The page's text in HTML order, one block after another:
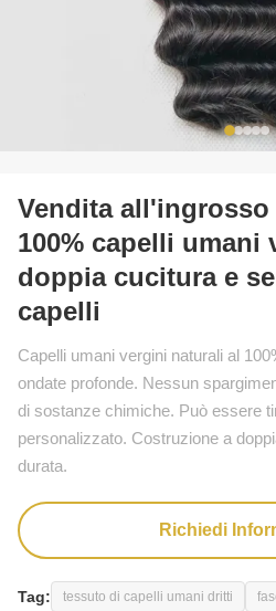
Vendita
100% capelli umani
doppia cucitura e
capelli
Capelli umani vergini naturali al
ondate profonde. Nessun
di sostanze chimiche. Può essere
personalizzato. Costruzione a
durata.
Richiedi
Tag: tessuto di capelli umani dritti